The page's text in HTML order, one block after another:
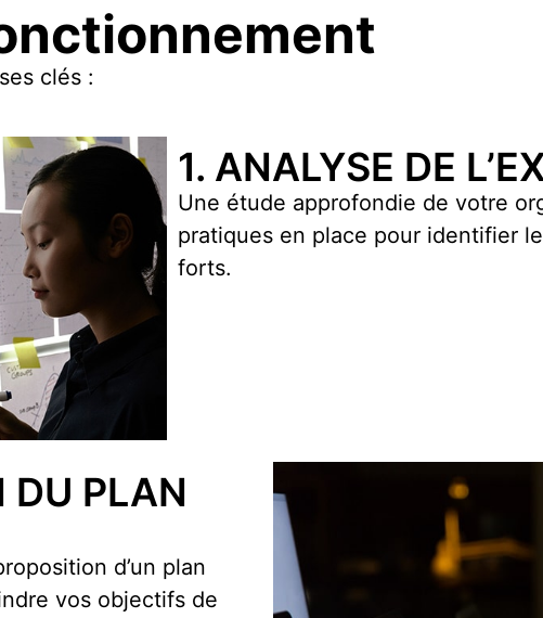
clés :
1. ANALYSE DE
Une étude approfondie de votre
pratiques en place pour identifier
forts.
DU PLAN
d’un plan
vos objectifs de